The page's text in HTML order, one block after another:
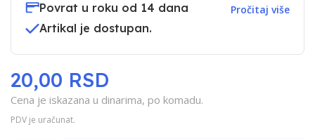
Povrat u roku od 14 dana
Pročitaj više
Artikal je dostupan.
Cena je iskazana u dinarima, po komadu.
PDV je uračunat.
20,00 RSD